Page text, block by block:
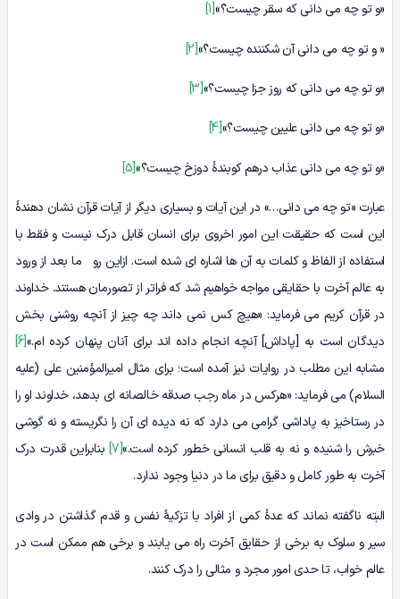
«و تو چه می دانی که سقر چیست؟»[1]
« و تو چه می دانی آن شکننده چیست؟»[2]
«و تو چه می دانی که روز جزا چیست؟»[3]
«و تو چه می دانی علیین چیست؟»[4]
«و تو چه می دانی عذاب درهم کوبندۀ دوزخ چیست؟»[5]
عبارت «تو چه می دانی…» در این آیات و بسیاری دیگر از آیات قرآن نشان دهندۀ
این است که حقیقت این امور اخروی برای انسان قابل درک نیست و فقط با
استفاده از الفاظ و کلمات به آن ها اشاره ای شده است. ازاین رو ما بعد از ورود
به عالم آخرت با حقایقی مواجه خواهیم شد که فراتر از تصورمان هستند. خداوند
در قرآن کریم می فرماید: «هیچ کس نمی داند چه چیز از آنچه روشنی بخش
دیدگان است به [پاداش] آنچه انجام داده اند برای آنان پنهان کرده ام.»[6]
مشابه این مطلب در روایات نیز آمده است؛ برای مثال امیرالمؤمنین علی (علیه
السلام) می فرماید: «هرکس در ماه رجب صدقه خالصانه اى بدهد، خداوند او را
در رستاخیز به پاداشى گرامی می دارد که نه دیده اى آن را نگریسته و نه گوشى
خبرش را شنیده و نه به قلب انسانى خطور کرده است.»[7] بنابراین قدرت درک
آخرت به طور کامل و دقیق برای ما در دنیا وجود ندارد.
البته ناگفته نماند که عدۀ کمی از افراد با تزکیۀ نفس و قدم گذاشتن در وادی
سیر و سلوک به برخی از حقایق آخرت راه می یابند و برخی هم ممکن است در
عالم خواب، تا حدی امور مجرد و مثالی را درک کنند.